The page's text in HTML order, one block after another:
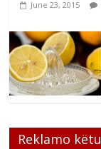
June 23, 2015
Reklamo këtu